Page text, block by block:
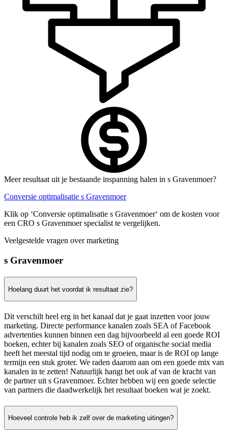
Meer resultaat uit je bestaande inspanning halen in s Gravenmoer?
Conversie optimalisatie s Gravenmoer
Klik op ‘Conversie optimalisatie s Gravenmoer‘ om de kosten voor
een CRO s Gravenmoer specialist te vergelijken.
Veelgestelde vragen over marketing
s Gravenmoer
Hoelang duurt het voordat ik resultaat zie?
Dit verschilt heel erg in het kanaal dat je gaat inzetten voor jouw
marketing. Directe performance kanalen zoals SEA of Facebook
advertenties kunnen binnen een dag bijvoorbeeld al een goede ROI
boeken, echter bij kanalen zoals SEO of organische social media
heeft het meestal tijd nodig om te groeien, maar is de ROI op lange
termijn een stuk groter. We raden daarom aan om een goede mix van
kanalen in te zetten! Natuurlijk hangt het ook af van de kracht van
de partner uit s Gravenmoer. Echter hebben wij een goede selectie
van partners die daadwerkelijk het resultaat boeken wat je zoekt.
Hoeveel controle heb ik zelf over de marketing uitingen?